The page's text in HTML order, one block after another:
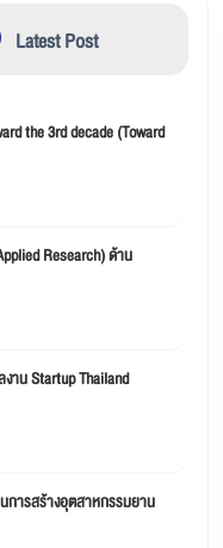
Latest Post
the 3rd decade (Toward
Research) ด้าน
าน Startup Thailand
การสร้างอุตสาหกรรมยาน